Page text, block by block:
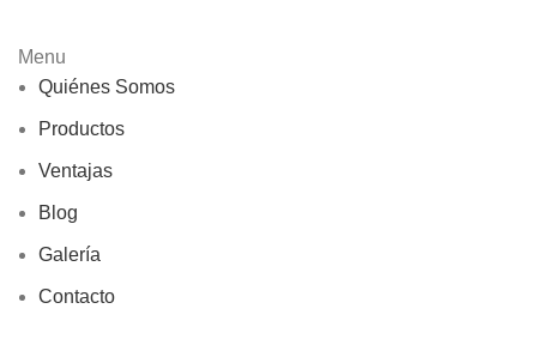
Menu
Quiénes Somos
Productos
Ventajas
Blog
Galería
Contacto